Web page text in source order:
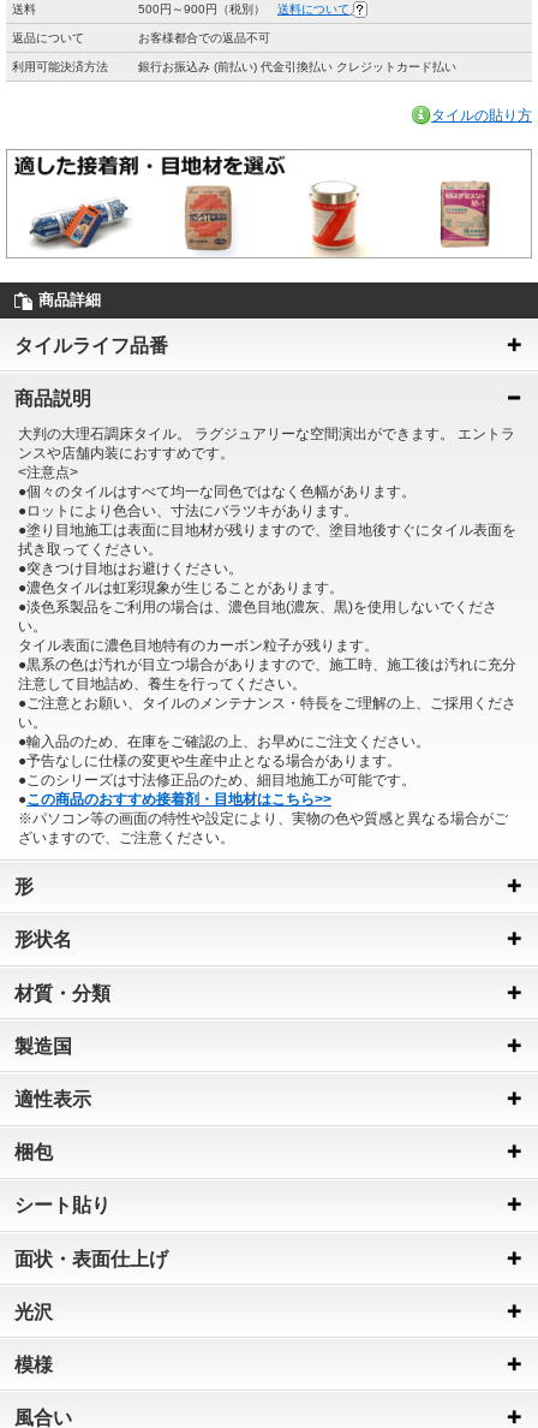
送料 500円～900円（税別） 送料について
返品について お客様都合での返品不可
利用可能決済方法 銀行お振込み (前払い) 代金引換払い クレジットカード払い
タイルの貼り方
商品詳細
タイルライフ品番
商品説明
大判の大理石調床タイル。 ラグジュアリーな空間演出ができます。 エントラ
ンスや店舗内装におすすめです。
<注意点>
●個々のタイルはすべて均一な同色ではなく色幅があります。
●ロットにより色合い、寸法にバラツキがあります。
●塗り目地施工は表面に目地材が残りますので、塗目地後すぐにタイル表面を
拭き取ってください。
●突きつけ目地はお避けください。
●濃色タイルは虹彩現象が生じることがあります。
●淡色系製品をご利用の場合は、濃色目地(濃灰、黒)を使用しないでくださ
い。
タイル表面に濃色目地特有のカーボン粒子が残ります。
●黒系の色は汚れが目立つ場合がありますので、施工時、施工後は汚れに充分
注意して目地詰め、養生を行ってください。
●ご注意とお願い、タイルのメンテナンス・特長をご理解の上、ご採用くださ
い。
●輸入品のため、在庫をご確認の上、お早めにご注文ください。
●予告なしに仕様の変更や生産中止となる場合があります。
●このシリーズは寸法修正品のため、細目地施工が可能です。
●この商品のおすすめ接着剤・目地材はこちら>>
※パソコン等の画面の特性や設定により、実物の色や質感と異なる場合がご
ざいますので、ご注意ください。
形
形状名
材質・分類
製造国
適性表示
梱包
シート貼り
面状・表面仕上げ
光沢
模様
風合い